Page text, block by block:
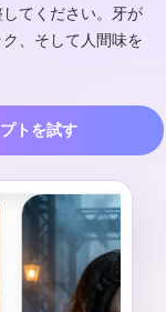
てください。牙が
、そして人間味を
トを試す